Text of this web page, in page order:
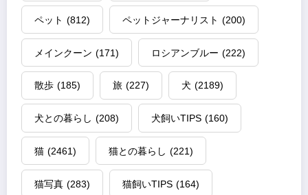
ペット (812) ペットジャーナリスト (200)
メインクーン (171) ロシアンブルー (222)
散歩 (185) 旅 (227) 犬 (2189)
犬との暮らし (208) 犬飼いTIPS (160)
猫 (2461) 猫との暮らし (221)
猫写真 (283) 猫飼いTIPS (164)